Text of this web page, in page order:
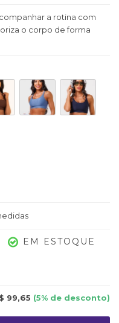
a rotina com
o corpo de forma
EM ESTOQUE
99,65 (5% de desconto)